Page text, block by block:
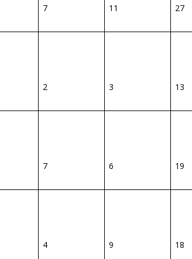
7 11 27
2 3 13
7 6 19
4 9 18